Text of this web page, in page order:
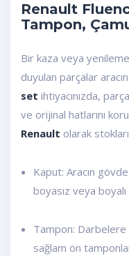
Renault
Tampon,
Bir kaza veya
duyulan parçalar
set ihtiyacınızda,
ve orijinal hatlarını
Renault olarak
Kaput: Aracın
boyasız veya
Tampon: Darbelere
sağlam ön